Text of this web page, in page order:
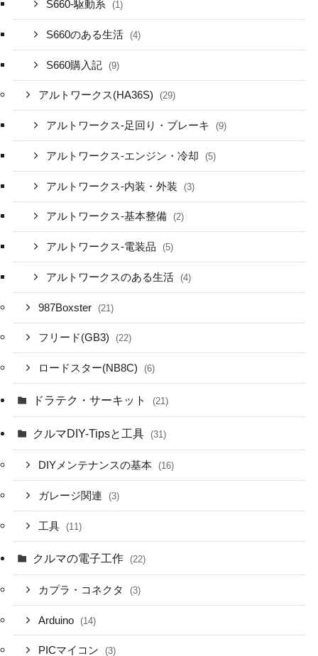
S660-駆動系 (1)
S660のある生活 (4)
S660購入記 (9)
アルトワークス(HA36S) (29)
アルトワークス-足回り・ブレーキ (9)
アルトワークス-エンジン・冷却 (5)
アルトワークス-内装・外装 (3)
アルトワークス-基本整備 (2)
アルトワークス-電装品 (5)
アルトワークスのある生活 (4)
987Boxster (21)
フリード(GB3) (22)
ロードスター(NB8C) (6)
ドラテク・サーキット (21)
クルマDIY-Tipsと工具 (31)
DIYメンテナンスの基本 (16)
ガレージ関連 (3)
工具 (11)
クルマの電子工作 (22)
カプラ・コネクタ (3)
Arduino (14)
PICマイコン (3)